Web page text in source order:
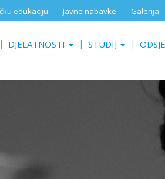
edukaciju Javne nabavke Galerija
DJELATNOSTI STUDIJ